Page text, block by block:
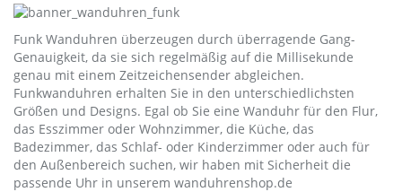
Funk Wanduhren überzeugen durch überragende Gang-
Genauigkeit, da sie sich regelmäßig auf die Millisekunde
genau mit einem Zeitzeichensender abgleichen.
Funkwanduhren erhalten Sie in den unterschiedlichsten
Größen und Designs. Egal ob Sie eine Wanduhr für den Flur,
das Esszimmer oder Wohnzimmer, die Küche, das
Badezimmer, das Schlaf- oder Kinderzimmer oder auch für
den Außenbereich suchen, wir haben mit Sicherheit die
passende Uhr in unserem wanduhrenshop.de